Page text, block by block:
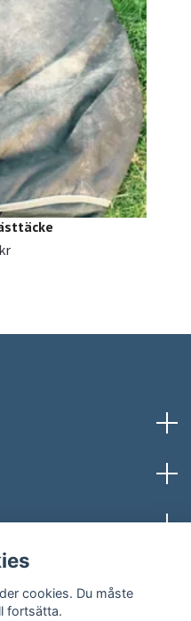
cookies. Du måste
fortsätta.